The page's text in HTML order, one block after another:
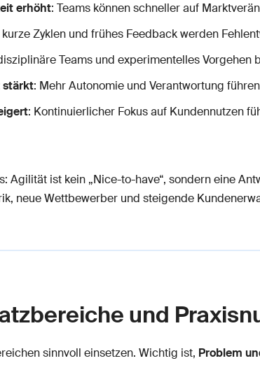
erhöht: Teams können schneller auf
Zyklen und frühes Feedback werden
Teams und experimentelles Vorgehen
stärkt: Mehr Autonomie und Verantwortung
: Kontinuierlicher Fokus auf Kundennutzen
Agilität ist kein „Nice-to-have“, sondern eine
neue Wettbewerber und steigende
und
sinnvoll einsetzen. Wichtig ist, Problem